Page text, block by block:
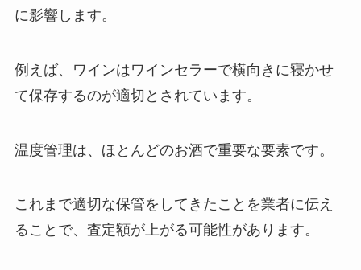
に影響します。
例えば、ワインはワインセラーで横向きに寝かせ
て保存するのが適切とされています。
温度管理は、ほとんどのお酒で重要な要素です。
これまで適切な保管をしてきたことを業者に伝え
ることで、査定額が上がる可能性があります。